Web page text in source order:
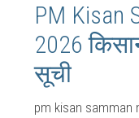
PM Kisan
2026
सूची
pm kisan samman